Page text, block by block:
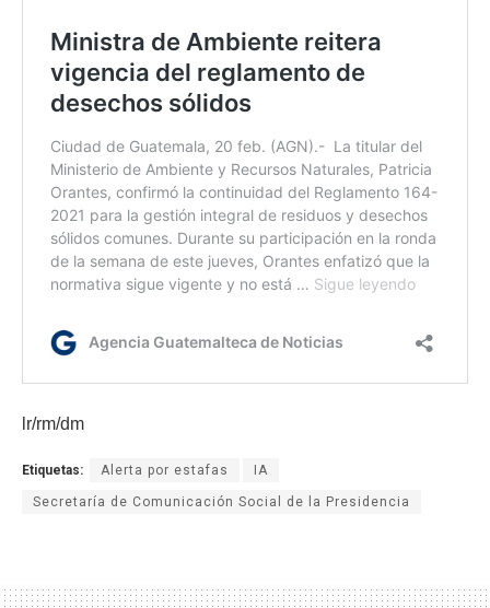
lr/rm/dm
Etiquetas: Alerta por estafas IA
Secretaría de Comunicación Social de la Presidencia